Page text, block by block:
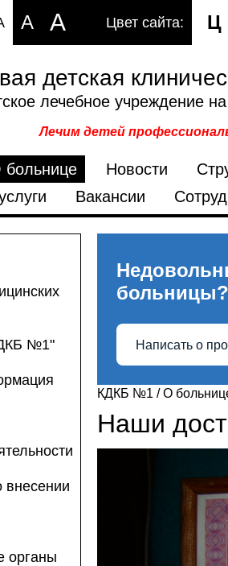
A A Цвет сайта: Ц
детская
лечебное учреждение
Лечим детей
больнице Новости
Вакансии
№1"
внесении
органы
больницы?
Написать о
КДКБ №1 /О
Наши